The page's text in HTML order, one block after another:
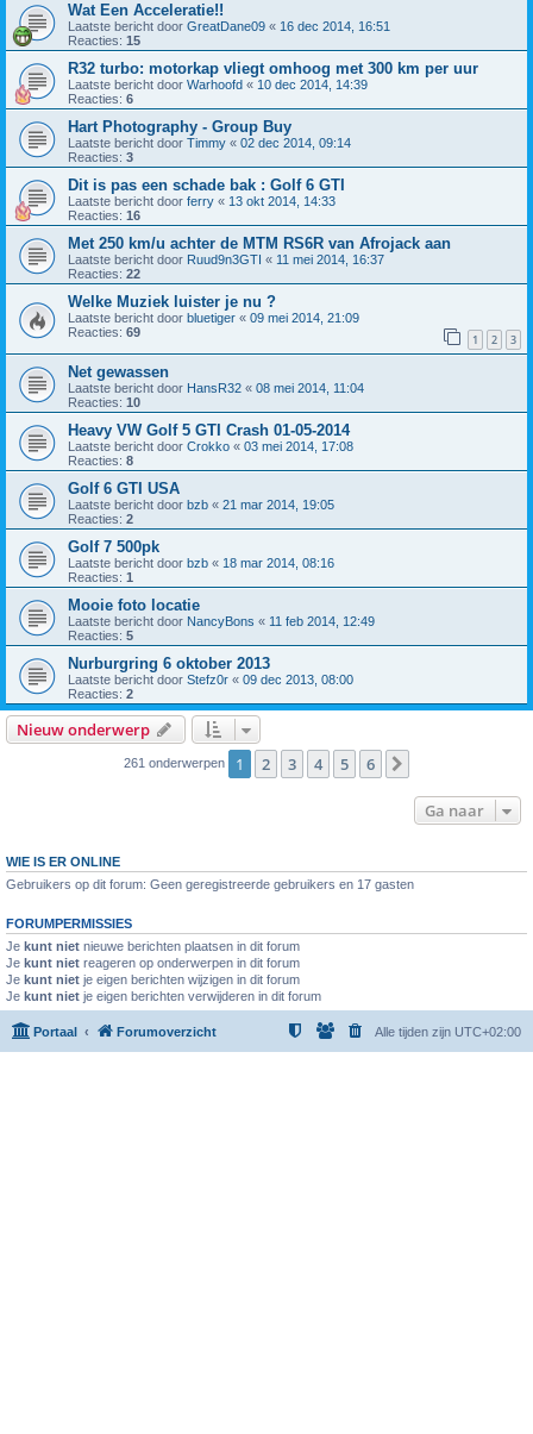
Wat Een Acceleratie!!
Laatste bericht door GreatDane09 « 16 dec 2014, 16:51
Reacties: 15
R32 turbo: motorkap vliegt omhoog met 300 km per uur
Laatste bericht door Warhoofd « 10 dec 2014, 14:39
Reacties: 6
Hart Photography - Group Buy
Laatste bericht door Timmy « 02 dec 2014, 09:14
Reacties: 3
Dit is pas een schade bak : Golf 6 GTI
Laatste bericht door ferry « 13 okt 2014, 14:33
Reacties: 16
Met 250 km/u achter de MTM RS6R van Afrojack aan
Laatste bericht door Ruud9n3GTI « 11 mei 2014, 16:37
Reacties: 22
Welke Muziek luister je nu ?
Laatste bericht door bluetiger « 09 mei 2014, 21:09
Reacties: 69 1 2 3
Net gewassen
Laatste bericht door HansR32 « 08 mei 2014, 11:04
Reacties: 10
Heavy VW Golf 5 GTI Crash 01-05-2014
Laatste bericht door Crokko « 03 mei 2014, 17:08
Reacties: 8
Golf 6 GTI USA
Laatste bericht door bzb « 21 mar 2014, 19:05
Reacties: 2
Golf 7 500pk
Laatste bericht door bzb « 18 mar 2014, 08:16
Reacties: 1
Mooie foto locatie
Laatste bericht door NancyBons « 11 feb 2014, 12:49
Reacties: 5
Nurburgring 6 oktober 2013
Laatste bericht door Stefz0r « 09 dec 2013, 08:00
Reacties: 2
Nieuw onderwerp
261 onderwerpen 1 2 3 4 5 6
Ga naar
WIE IS ER ONLINE
Gebruikers op dit forum: Geen geregistreerde gebruikers en 17 gasten
FORUMPERMISSIES
Je kunt niet nieuwe berichten plaatsen in dit forum
Je kunt niet reageren op onderwerpen in dit forum
Je kunt niet je eigen berichten wijzigen in dit forum
Je kunt niet je eigen berichten verwijderen in dit forum
Portaal Forumoverzicht Alle tijden zijn UTC+02:00